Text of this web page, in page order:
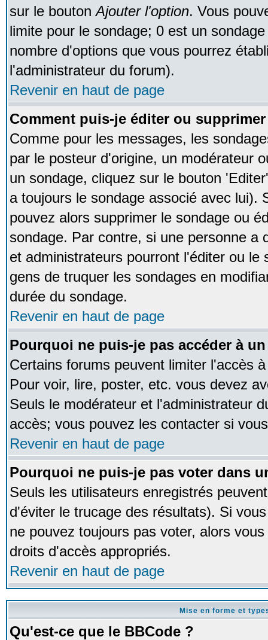
sur le boutonAjouter l'option. Vous
limite pour le sondage; 0 est un
nombre d'options que vous pourrez
l'administrateur du forum).
Revenir en haut de page
Comment puis-je éditer ou
Comme pour les messages, les
par le posteur d'origine, un modérateur
un sondage, cliquez sur le bouton
a toujours le sondage associé avec lui).
pouvez alors supprimer le sondage ou
sondage. Par contre, si une personne a
et administrateurs pourront l'éditer ou le
gens de truquer les sondages en
durée du sondage.
Revenir en haut de page
Pourquoi ne puis-je pas accéder à
Certains forums peuvent limiter l'accès
Pour voir, lire, poster, etc. vous devez
Seuls le modérateur et l'administrateur
accès; vous pouvez les contacter si
Revenir en haut de page
Pourquoi ne puis-je pas voter dans
Seuls les utilisateurs enregistrés
d'éviter le trucage des résultats). Si
ne pouvez toujours pas voter, alors
droits d'accès appropriés.
Revenir en haut de page
Mise en forme et
Qu'est-ce que le BBCode ?